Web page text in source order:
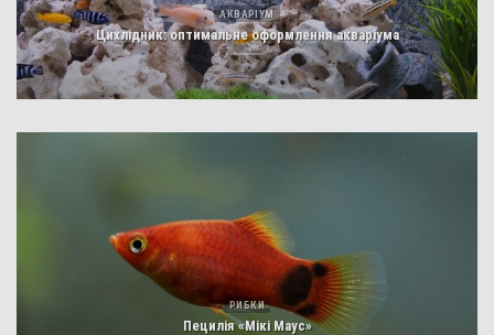
АКВАРІУМ
Цихлідник: оптимальне оформлення акваріума
РИБКИ
Пецилія «Мікі Маус»